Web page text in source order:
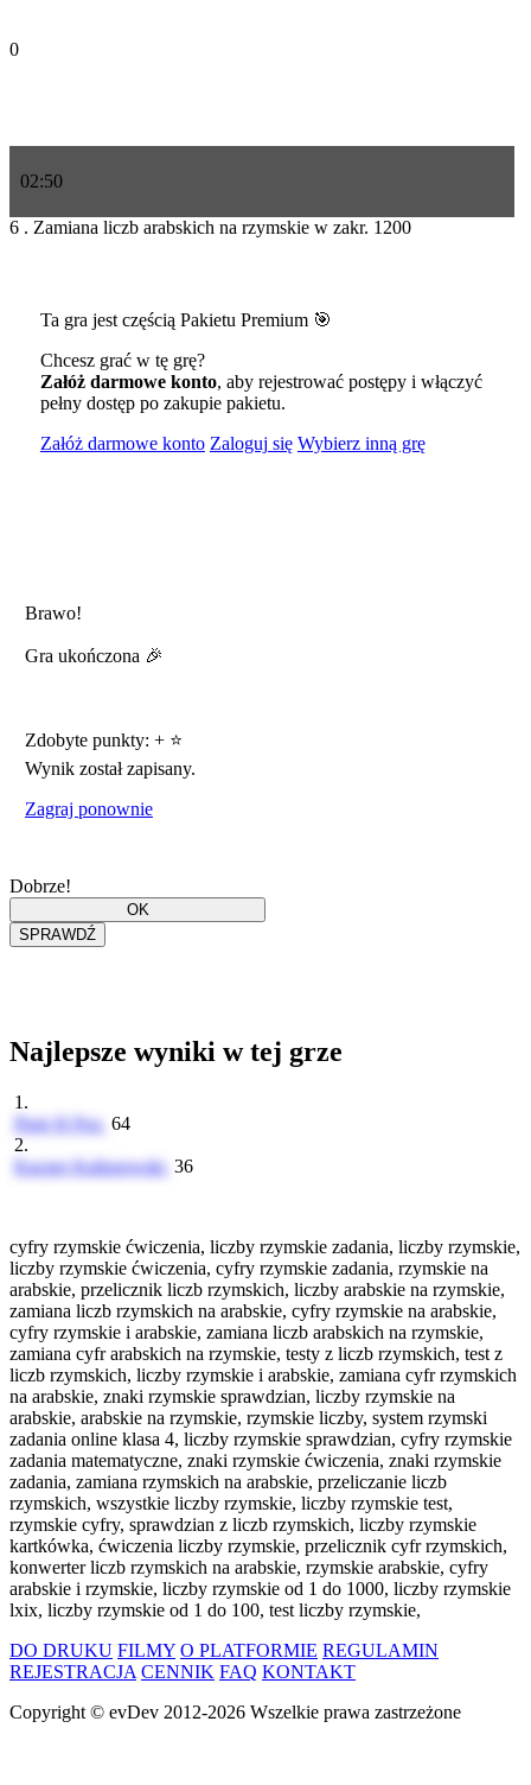
0
02:50
6 . Zamiana liczb arabskich na rzymskie w zakr. 1200
Ta gra jest częścią Pakietu Premium 🎯
Chcesz grać w tę grę?
Załóż darmowe konto, aby rejestrować postępy i włączyć
pełny dostęp po zakupie pakietu.
Załóż darmowe konto Zaloguj się Wybierz inną grę
Brawo!
Gra ukończona 🎉
Zdobyte punkty: +⭐
Wynik został zapisany.
Zagraj ponownie
Dobrze!
Najlepsze wyniki w tej grze
1.
Piotr H Poz 64
2.
Kacper Kaliszewski 36
cyfry rzymskie ćwiczenia, liczby rzymskie zadania, liczby rzymskie,
liczby rzymskie ćwiczenia, cyfry rzymskie zadania, rzymskie na
arabskie, przelicznik liczb rzymskich, liczby arabskie na rzymskie,
zamiana liczb rzymskich na arabskie, cyfry rzymskie na arabskie,
cyfry rzymskie i arabskie, zamiana liczb arabskich na rzymskie,
zamiana cyfr arabskich na rzymskie, testy z liczb rzymskich, test z
liczb rzymskich, liczby rzymskie i arabskie, zamiana cyfr rzymskich
na arabskie, znaki rzymskie sprawdzian, liczby rzymskie na
arabskie, arabskie na rzymskie, rzymskie liczby, system rzymski
zadania online klasa 4, liczby rzymskie sprawdzian, cyfry rzymskie
zadania matematyczne, znaki rzymskie ćwiczenia, znaki rzymskie
zadania, zamiana rzymskich na arabskie, przeliczanie liczb
rzymskich, wszystkie liczby rzymskie, liczby rzymskie test,
rzymskie cyfry, sprawdzian z liczb rzymskich, liczby rzymskie
kartkówka, ćwiczenia liczby rzymskie, przelicznik cyfr rzymskich,
konwerter liczb rzymskich na arabskie, rzymskie arabskie, cyfry
arabskie i rzymskie, liczby rzymskie od 1 do 1000, liczby rzymskie
lxix, liczby rzymskie od 1 do 100, test liczby rzymskie,
DO DRUKU FILMY O PLATFORMIE REGULAMIN
REJESTRACJA CENNIK FAQ KONTAKT
Copyright © evDev 2012-2026 Wszelkie prawa zastrzeżone